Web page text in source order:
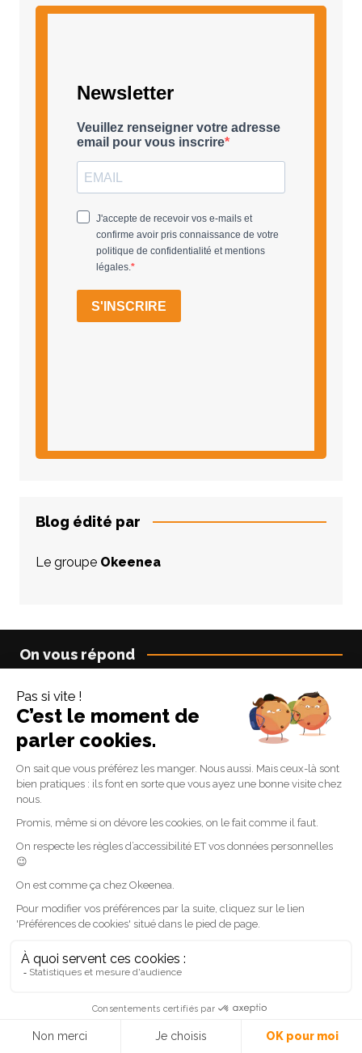
Blog édité par
Le groupe Okeenea
On vous répond
CONTACTEZ-NOUS
L’univers Okeenea
Découvrir legroupe OkeeneaetTactile Studio.
Vous êtes un usager non-voyant ou malyoyant ?
Suivez le blog
Accessibilite-DV
par Lise notre
experte accessibilité.
Suivez-nous
Facebook
Youtube